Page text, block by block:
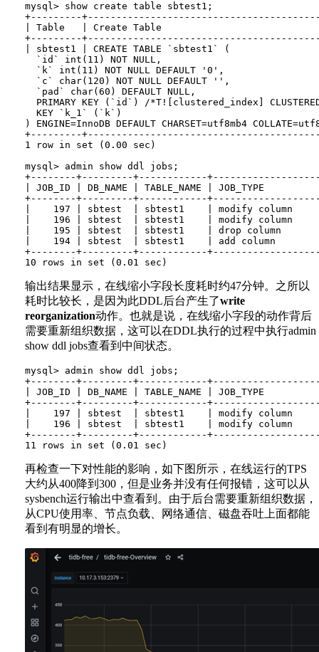
mysql> show create table sbtest1;
+---------
| Table   | Create Table
+---------
| sbtest1 | CREATE TABLE `sbtest1` (
  `id` int(11) NOT NULL,
  `k` int(11) NOT NULL DEFAULT '0',
  `c` char(120) NOT NULL DEFAULT '',
  `pad` char(60) DEFAULT NULL,
PRIMARY KEY (`id`) /*T![clustered_index]
  KEY `k_1` (`k`)
) ENGINE=InnoDB DEFAULT CHARSET=utf8mb4
+---------
1 row in set (0.00 sec)
mysql> admin show ddl jobs;
+--------+---------+------------
| JOB_ID | DB_NAME | TABLE_NAME | JOB_TYPE
+--------+---------+------------
|    197 | sbtest  | sbtest1    | modify column
|    196 | sbtest  | sbtest1    | modify column
|    195 | sbtest  | sbtest1    | drop column
|    194 | sbtest  | sbtest1    | add column
+--------+---------+------------
输出结果显示，在线缩小字段长度耗时约47分钟。之所以
耗时比较长，是因为此DDL后台产生了write
reorganization动作。也就是说，在线缩小字段的动作背后
需要重新组织数据，这可以在DDL执行的过程中执行admin
show ddl jobs查看到中间状态。
mysql> admin show ddl jobs;
+--------+---------+------------
| JOB_ID | DB_NAME | TABLE_NAME | JOB_TYPE
+--------+---------+------------
|    197 | sbtest  | sbtest1    | modify column
|    196 | sbtest  | sbtest1    | modify column
+--------+---------+------------
再检查一下对性能的影响，如下图所示，在线运行的TPS
大约从400降到300，但是业务并没有任何报错，这可以从
sysbench运行输出中查看到。由于后台需要重新组织数据，
从CPU使用率、节点负载、网络通信、磁盘吞吐上面都能
看到有明显的增长。